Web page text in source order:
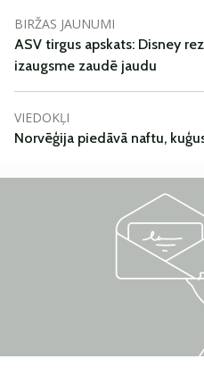
BIRŽAS JAUNUMI
ASV tirgus apskats: Disney
izaugsme zaudē jaudu
VIEDOKĻI
Norvēģija piedāvā naftu,